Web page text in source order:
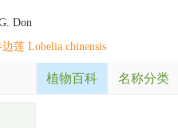
Don
莲 Lobelia chinensis
植物百科 名称分类